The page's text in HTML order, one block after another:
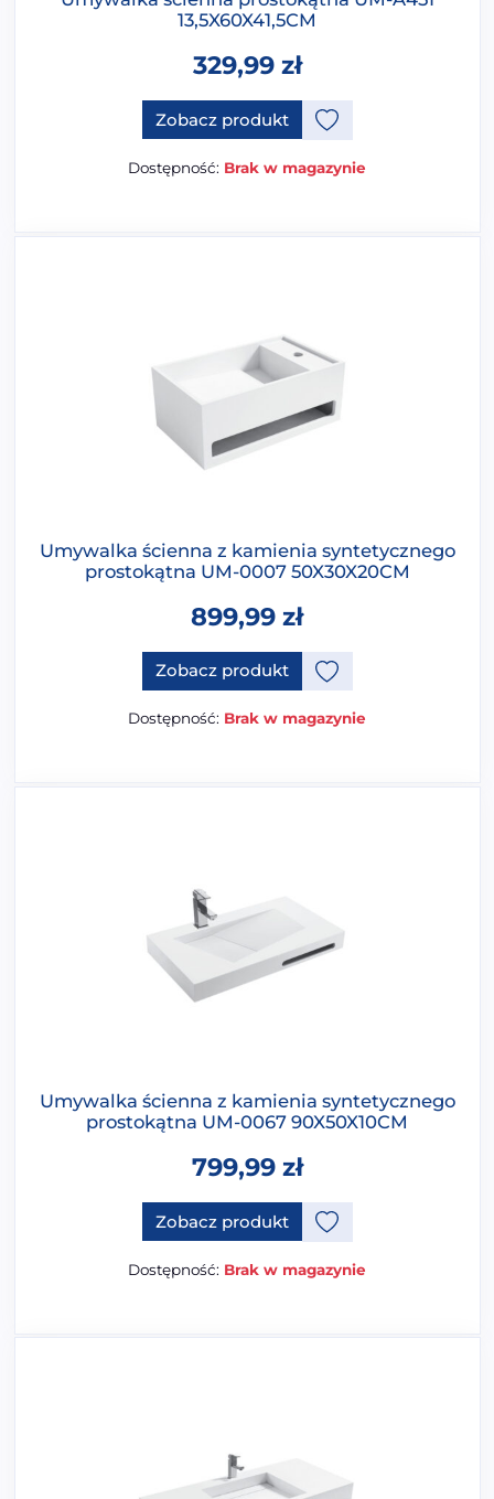
13,5X60X41,5CM
329,99 zł
Zobacz produktTen produkt ma opcje, które
Dostępność: Brak w magazynie
Umywalka ścienna z kamienia syntetycznego
prostokątna UM-0007 50X30X20CM
899,99 zł
Zobacz produktTen produkt ma opcje, które
Dostępność: Brak w magazynie
Umywalka ścienna z kamienia syntetycznego
prostokątna UM-0067 90X50X10CM
799,99 zł
Zobacz produktTen produkt ma opcje, które
Dostępność: Brak w magazynie